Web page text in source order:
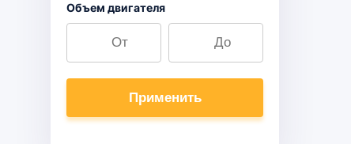
Объем двигателя
Применить